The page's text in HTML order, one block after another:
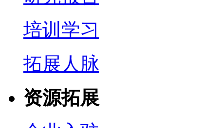
培训学习
拓展人脉
资源拓展